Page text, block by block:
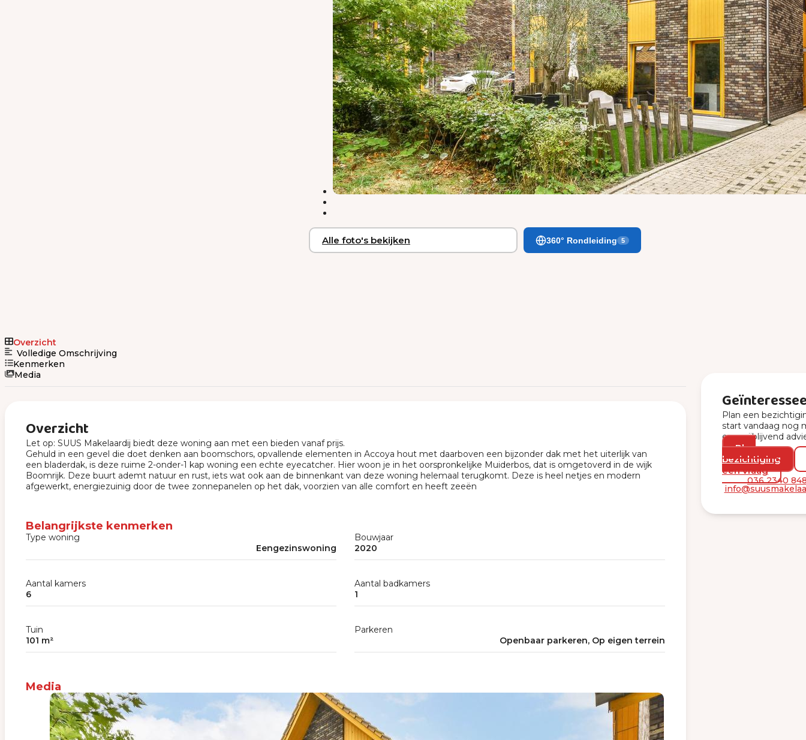
Alle foto's bekijken 360° Rondleiding 5
Overzicht
Volledige Omschrijving
Kenmerken
Media
Overzicht
Let op: SUUS Makelaardij biedt deze woning aan met een bieden vanaf prijs.
Gehuld in een gevel die doet denken aan boomschors, opvallende elementen in Accoya hout met daarboven een bijzonder dak met het uiterlijk van
een bladerdak, is deze ruime 2-onder-1 kap woning een echte eyecatcher. Hier woon je in het oorspronkelijke Muiderbos, dat is omgetoverd in de wijk
Boomrijk. Deze buurt ademt natuur en rust, iets wat ook aan de binnenkant van deze woning helemaal terugkomt. Deze is heel netjes en modern
afgewerkt, energiezuinig door de twee zonnepanelen op het dak, voorzien van alle comfort en heeft zeeën
Belangrijkste kenmerken
Type woning
Eengezinswoning
Bouwjaar
2020
Aantal kamers
6
Aantal badkamers
1
Tuin
101 m²
Parkeren
Openbaar parkeren, Op eigen terrein
Media
Plan een
start vandaag nog
een vrijblijvend
Plan
bezichtiging
een vraag
036 2340